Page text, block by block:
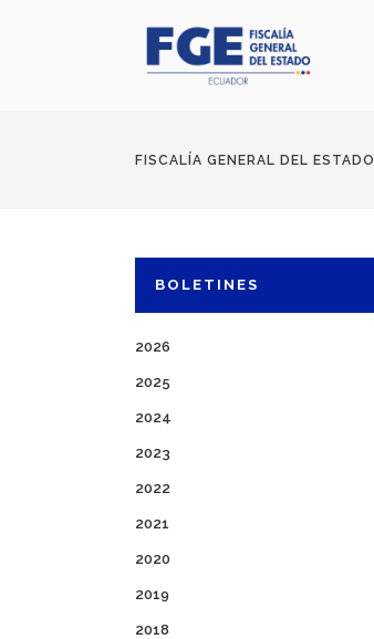
FISCALÍA GENERAL DEL ESTADO
BOLETINES
2026
2025
2024
2023
2022
2021
2020
2019
2018